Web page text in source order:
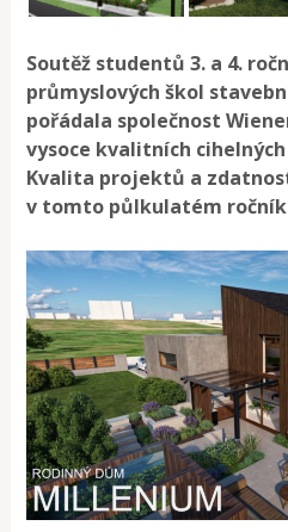
Soutěž studentů 3. a 4.
průmyslových škol
pořádala společnost
vysoce kvalitních
Kvalita projektů a
v tomto půlkulatém